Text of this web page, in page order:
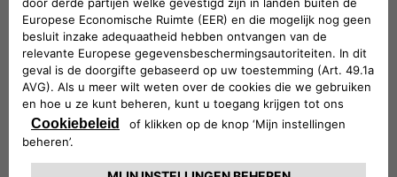
Bereid je Fiat voor op elk avontuur! Ontdek ons
uitgebreide assortiment originele winteraccessoires,
zoals sneeuwkettingen, sneeuwsokken en andere
slimme oplossingen die speciaal zijn ontworpen voor
jouw Fiat.
Of je nu de bergen in gaat of gewoon veilig door de stad